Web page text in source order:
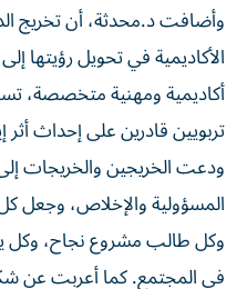
وأضافت د.محدثة، أن تخريج
الأكاديمية في تحويل رؤيتها
أكاديمية ومهنية متخصصة،
تربويين قادرين على إحداث
ودعت الخريجين والخريجات
المسؤولية والإخلاص،
وكل طالب مشروع نجاح، وكل
في المجتمع. كما أعربت عن